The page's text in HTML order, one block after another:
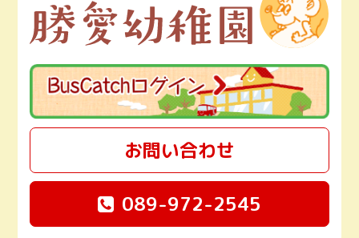
お問い合わせ
089-972-2545